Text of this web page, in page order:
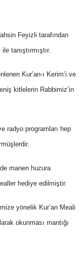
Feyizli tarafından
tanıştırmıştır.
Kur’an-ı Kerim’i ve
kitlelerin Rabbimiz’in
radyo programları hep
manen huzura
hediye edilmiştir.
yönelik Kur’an Meali
okunması mantığı